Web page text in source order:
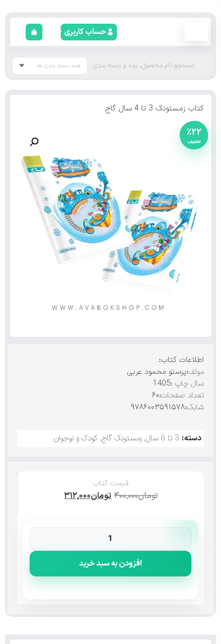
حساب کاربری
کتاب زمستونک 3 تا 4 سال گاج
٪۲۲
اطلاعات کتاب:
مولف:پرستو محمود عربی
سال چاپ :1405
تعداد صفحات:۶۰
شابک:۹۷۸۶۰۰۳۵۹۱۵۷۸
دسته: 3 تا 6 سال , زمستونک گاج, کودک و نوجوان
قیمت کتاب
تومان۴۰۰,۰۰۰تومان۳۱۲,۰۰۰
افزودن به سبد خرید